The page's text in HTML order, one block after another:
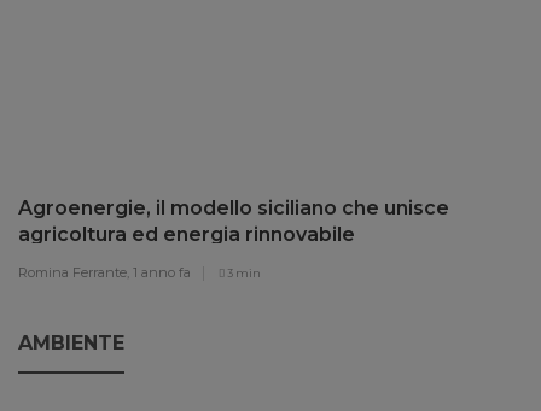
Agroenergie, il modello siciliano che unisce
agricoltura ed energia rinnovabile
Romina Ferrante, 1 anno fa 3 min
AMBIENTE